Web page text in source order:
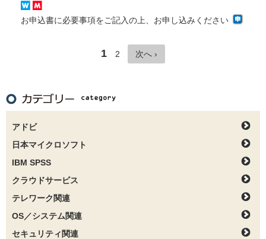
お申込書に必要事項をご記入の上、お申し込みください
1 2 次へ ›
アドビ
日本マイクロソフト
IBM SPSS
クラウドサービス
テレワーク関連
OS／システム関連
セキュリティ関連